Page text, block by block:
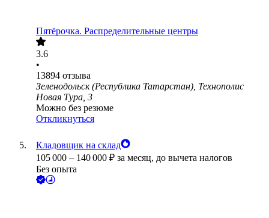
Пятёрочка. Распределительные центры
3.6
•
13894 отзыва
Зеленодольск (Республика Татарстан), Технополис
Новая Тура, 3
Можно без резюме
Откликнуться
Кладовщик на склад
105 000 – 140 000 ₽ за месяц, до вычета налогов
Без опыта